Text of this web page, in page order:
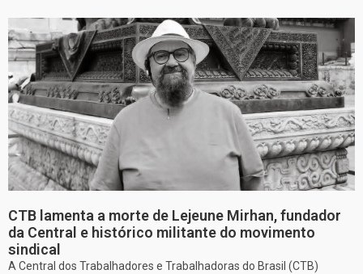
CTB lamenta a morte de Lejeune Mirhan, fundador
da Central e histórico militante do movimento
sindical
A Central dos Trabalhadores e Trabalhadoras do Brasil (CTB)